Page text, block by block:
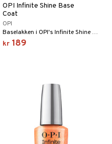
OPI Infinite Shine Base
Coat
OPI
Baselakken i OPI's Infinite Shine 3-stegssystem
kr 189